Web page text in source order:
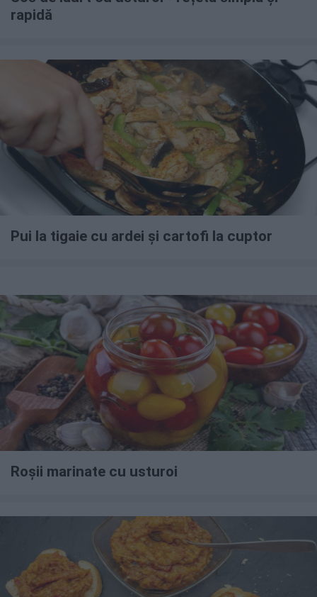
rapidă
Pui la tigaie cu ardei și cartofi la cuptor
Roșii marinate cu usturoi